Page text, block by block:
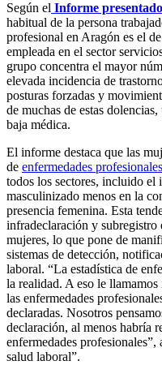
Según el Informe
habitual de la persona
profesional en Aragón es el
empleada en el sector
grupo concentra el mayor
elevada incidencia de
posturas forzadas y
de muchas de estas
baja médica.
El informe destaca que las
de enfermedades profesionales
todos los sectores, incluido
masculinizado menos en la
presencia femenina. Esta
infradeclaración y subregistro
mujeres, lo que pone de
sistemas de detección,
laboral. “La estadística de
la realidad. A eso le
las enfermedades
declaradas. Nosotros
declaración, al menos habría
enfermedades
salud laboral”.